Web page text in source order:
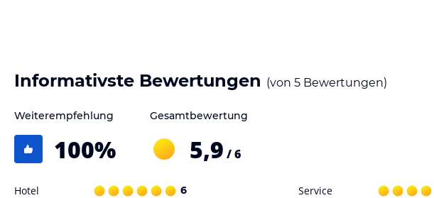
Informativste Bewertungen (von 5 Bewertungen)
Weiterempfehlung
100%
Gesamtbewertung
5,9 / 6
Hotel 6 Service